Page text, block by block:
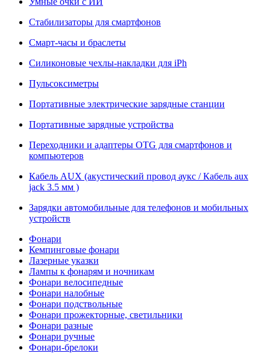
Стабилизаторы для смартфонов
Смарт-часы и браслеты
Силиконовые чехлы-накладки для iPh
Пульсоксиметры
Портативные электрические зарядные станции
Портативные зарядные устройства
Переходники и адаптеры OTG для смартфонов и
компьютеров
Кабель AUX (акустический провод аукс / Кабель aux
jack 3.5 мм )
Зарядки автомобильные для телефонов и мобильных
устройств
Фонари
Кемпинговые фонари
Лазерные указки
Лампы к фонарям и ночникам
Фонари велосипедные
Фонари налобные
Фонари подствольные
Фонари прожекторные, светильники
Фонари разные
Фонари ручные
Фонари-брелоки